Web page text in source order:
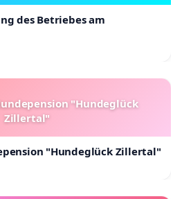
des Betriebes am
"Hundeglück
Zillertal"
"Hundeglück Zillertal"